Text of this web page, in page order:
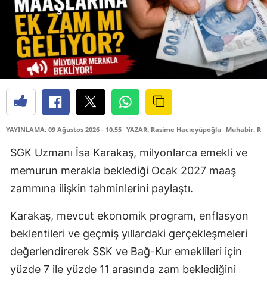
YAYINLAMA: 09 Ağustos 2026 - 10.55 YAZAR: Rasime Hacıeyüpoğlu Muhabir:
SGK Uzmanı İsa Karakaş, milyonlarca emekli ve
memurun merakla beklediği Ocak 2027 maaş
zammına ilişkin tahminlerini paylaştı.
Karakaş, mevcut ekonomik program, enflasyon
beklentileri ve geçmiş yıllardaki gerçekleşmeleri
değerlendirerek SSK ve Bağ-Kur emeklileri için
yüzde 7 ile yüzde 11 arasında zam beklediğini